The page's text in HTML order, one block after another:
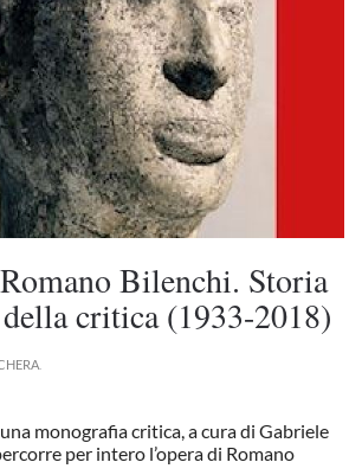
Bilenchi. Storia
critica (1933-2018)
monografia critica, a cura di Gabriele
per intero l’opera di Romano